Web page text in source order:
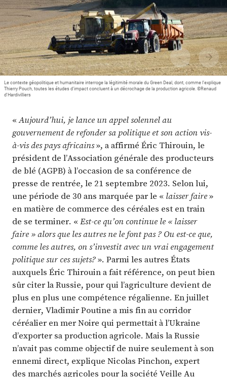
Le contexte géopolitique et humanitaire interroge la légitimité morale du Green Deal, dont, comme l’explique
Thierry Pouch, toutes les études d’impact concluent à un décrochage de la production agricole. ©Renaud
d'Hardivilliers
«Aujourd’hui, je lance un appel solennel au
gouvernement de refonder sa politique et son action vis-
à-vis des pays africains», a affirmé Éric Thirouin, le
président de l’Association générale des producteurs
de blé (AGPB) à l’occasion de sa conférence de
presse de rentrée, le 21 septembre 2023. Selon lui,
une période de 30 ans marquée par le « laisser faire»
en matière de commerce des céréales est en train
de se terminer. «Est-ce qu’on continue le « laisser
faire » alors que les autres ne le font pas ? Ou est-ce que,
comme les autres, on s’investit avec un vrai engagement
politique sur ces sujets?». Parmi les autres États
auxquels Éric Thirouin a fait référence, on peut bien
sûr citer la Russie, pour qui l’agriculture devient de
plus en plus une compétence régalienne. En juillet
dernier, Vladimir Poutine a mis fin au corridor
céréalier en mer Noire qui permettait à l’Ukraine
d’exporter sa production agricole. Mais la Russie
n’avait pas comme objectif de nuire seulement à son
ennemi direct, explique Nicolas Pinchon, expert
des marchés agricoles pour la société Veille Au